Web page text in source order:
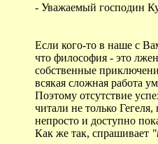
- Уважаемый господин
Если кого-то в наше с
что философия - это
собственные
всякая сложная работа
Поэтому отсутствие
читали не только
непросто и доступно
Как же так, спрашивает